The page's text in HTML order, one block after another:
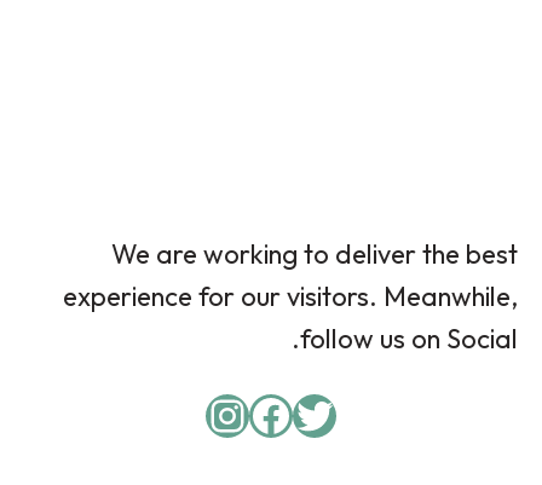
We are working to deliver the best
experience for our visitors. Meanwhile,
follow us on Social.
Twitter
Facebook
Instagram